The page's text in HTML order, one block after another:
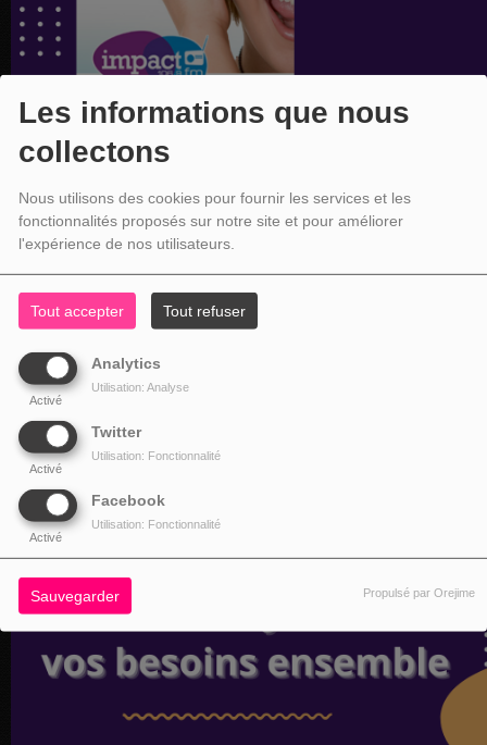
Les informations que nous
collectons
Nous utilisons des cookies pour fournir les services et les
fonctionnalités proposés sur notre site et pour améliorer
l'expérience de nos utilisateurs.
Tout accepter Tout refuser
Analytics
Activé
Utilisation: Analyse
Twitter
Activé
Utilisation: Fonctionnalité
Facebook
Activé
Utilisation: Fonctionnalité
Sauvegarder Propulsé par Orejime